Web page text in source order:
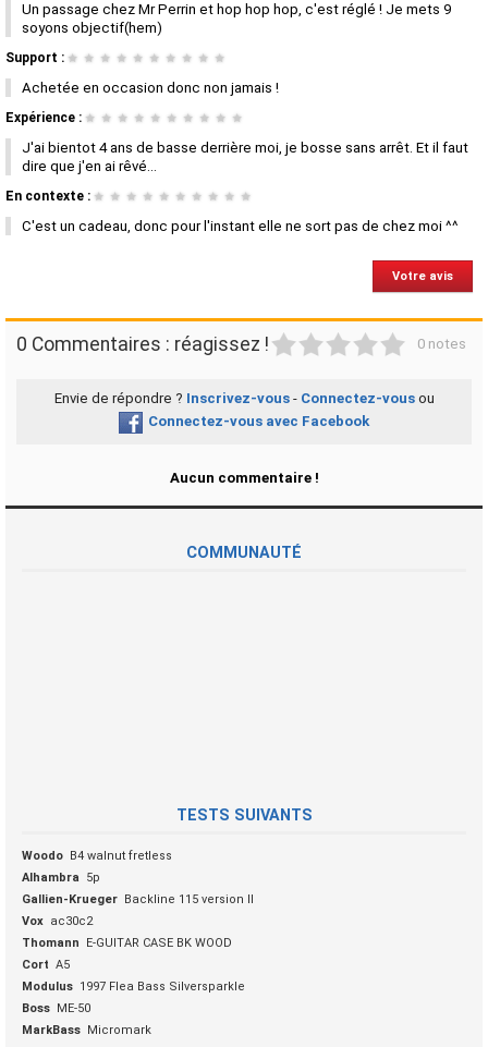
Un passage chez Mr Perrin et hop hop hop, c'est réglé ! Je mets 9
soyons objectif(hem)
Support : ★ ★ ★ ★ ★ ★ ★ ★ ★ ★
Achetée en occasion donc non jamais !
Expérience : ★ ★ ★ ★ ★ ★ ★ ★ ★ ★
J'ai bientot 4 ans de basse derrière moi, je bosse sans arrêt. Et il faut
dire que j'en ai rêvé...
En contexte : ★ ★ ★ ★ ★ ★ ★ ★ ★ ★
C'est un cadeau, donc pour l'instant elle ne sort pas de chez moi ^^
Votre avis
0 Commentaires : réagissez ! 0 notes
Envie de répondre ? Inscrivez-vous- Connectez-vousou
Connectez-vous avec Facebook
Aucun commentaire !
COMMUNAUTÉ
TESTS SUIVANTS
Woodo B4 walnut fretless
Alhambra
5p
Gallien-Krueger Backline 115 version II
Vox ac30c2
Thomann
E-GUITAR CASE BK WOOD
Cort A5
Modulus 1997 Flea Bass Silversparkle
Boss ME-50
MarkBass Micromark